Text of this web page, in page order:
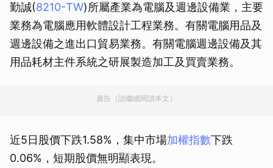
勤誠(8210-TW)所屬產業為電腦及週邊設備業，主要
業務為電腦應用軟體設計工程業務。有關電腦用品及
週邊設備之進出口貿易業務。有關電腦週邊設備及其
用品耗材主件系統之研展製造加工及買賣業務。
廣告（請繼續閱讀本文）
近5日股價下跌1.58%，集中市場加權指數下跌
0.06%，短期股價無明顯表現。